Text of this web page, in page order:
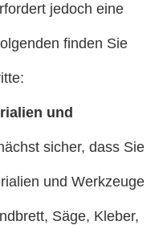
jedoch eine
finden Sie
und
sicher, dass Sie
und Werkzeuge
Säge, Kleber,